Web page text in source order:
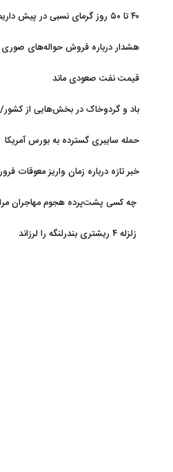
هشدار درباره فروش حواله‌های صوری
قیمت نفت صعودی ماند
باد و گردوخاک در بخش‌هایی از
حمله سایبری گسترده به بورس آمریکا
خبر تازه درباره زمان واریز معوقات
چه کسی پشت‌پرده هجوم مهاجران
زلزله ۴ ریشتری بندرلنگه را لرزاند